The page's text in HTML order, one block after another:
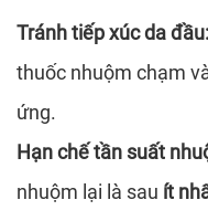
Tránh tiếp xúc da đầu:
thuốc nhuộm chạm
ứng.
Hạn chế tần suất
nhuộm lại là sau ít